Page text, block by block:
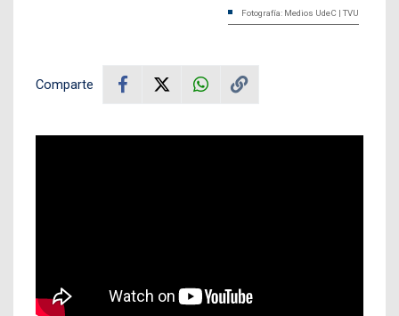
Fotografía: Medios UdeC | TVU
Comparte